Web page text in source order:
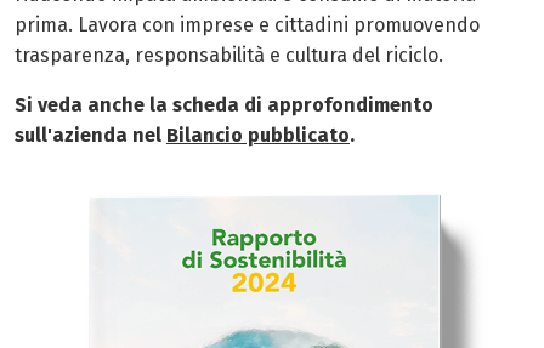
prima. Lavora con imprese e cittadini promuovendo
trasparenza, responsabilità e cultura del riciclo.
Si veda anche la scheda di approfondimento
sull'azienda nel Bilancio pubblicato.